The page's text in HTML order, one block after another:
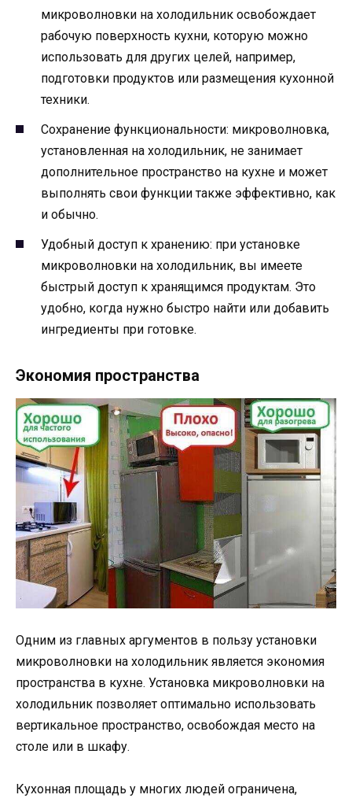
микроволновки на холодильник освобождает
рабочую поверхность кухни, которую можно
использовать для других целей, например,
подготовки продуктов или размещения кухонной
техники.
Сохранение функциональности: микроволновка,
установленная на холодильник, не занимает
дополнительное пространство на кухне и может
выполнять свои функции также эффективно, как
и обычно.
Удобный доступ к хранению: при установке
микроволновки на холодильник, вы имеете
быстрый доступ к хранящимся продуктам. Это
удобно, когда нужно быстро найти или добавить
ингредиенты при готовке.
Экономия пространства
Одним из главных аргументов в пользу установки
микроволновки на холодильник является экономия
пространства в кухне. Установка микроволновки на
холодильник позволяет оптимально использовать
вертикальное пространство, освобождая место на
столе или в шкафу.
Кухонная площадь у многих людей ограничена,